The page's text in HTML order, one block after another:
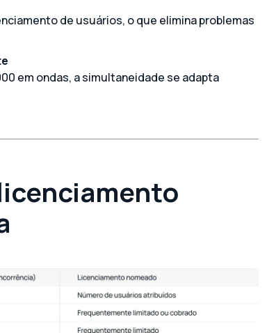
de usuários, o que elimina problemas
em ondas, a simultaneidade se adapta